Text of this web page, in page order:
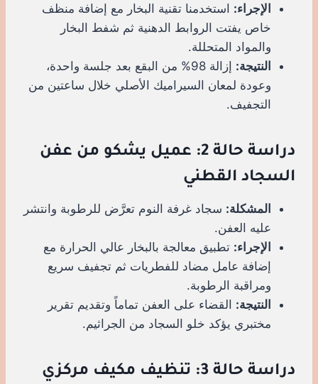
الإجراء: استخدمنا تقنية البخار مع إضافة منظف
خاص يفتت الروابط الدهنية ثم شفط البخار
والمواد المتحللة.
النتيجة:
إزالة 98% من البقع بعد جلسة واحدة،
وعودة لمعان السيراميك الأصلي خلال ساعتين من
التجفيف.
دراسة حالة 2: عميل يشكو من عفن
السجاد القطني
المشكلة: سجاد غرفة النوم تعرَّض للرطوبة وانتشر
عليه العفن.
الإجراء: تطبيق معالجة بالبخار عالي الحرارة مع
إضافة عامل مضاد للفطريات ثم تجفيف سريع
ومراقبة الرطوبة.
النتيجة: القضاء على العفن تماماً وتقديم تقرير
مختبري يؤكد خلو السجاد من الجراثيم.
دراسة حالة 3: تنظيف مكيف مركزي